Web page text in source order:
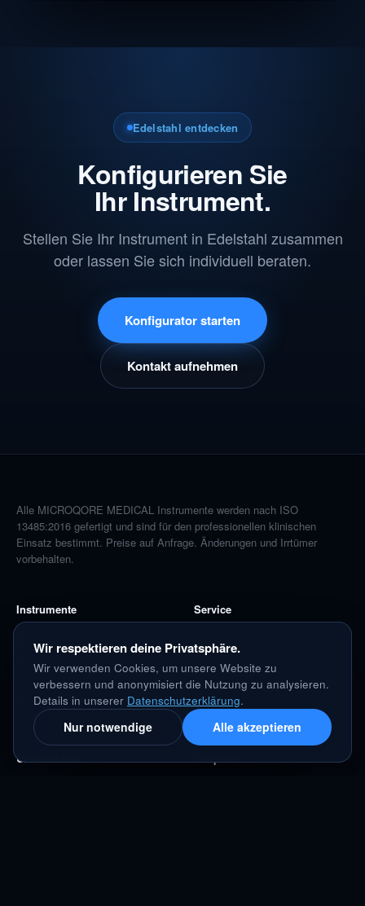
Edelstahl entdecken
Konfigurieren Sie
Ihr Instrument.
Stellen Sie Ihr Instrument in Edelstahl zusammen
oder lassen Sie sich individuell beraten.
Konfigurator starten
Kontakt aufnehmen
Alle MICROQORE MEDICAL Instrumente werden nach ISO
13485:2016 gefertigt und sind für den professionellen klinischen
Einsatz bestimmt. Preise auf Anfrage. Änderungen und Irrtümer
vorbehalten.
Instrumente
Nadelhalter
Scheren
Schiebeschaft
Messinstrumente
Service
Lösungen
Konfigurator
Produktvergleich
Unternehmen Gespräch
Wir respektieren deine Privatsphäre.
Wir verwenden Cookies, um unsere Website zu
verbessern und anonymisiert die Nutzung zu analysieren.
Details in unserer Datenschutzerklärung.
Nur notwendige Alle akzeptieren